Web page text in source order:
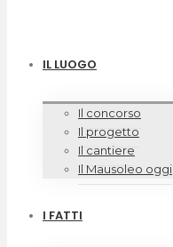
IL LUOGO
Il concorso
Il progetto
Il cantiere
Il Mausoleo oggi
I FATTI